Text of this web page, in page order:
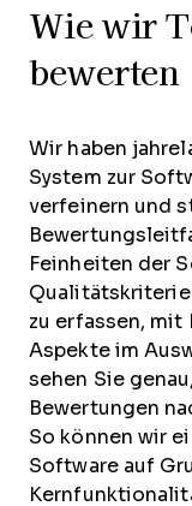
Wie wir
bewerten
Wir haben
System zur
verfeinern und
Feinheiten der
zu erfassen, mit
Aspekte im
sehen Sie
Bewertungen
So können wir
Software auf